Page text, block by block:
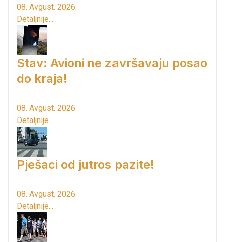
08. Avgust. 2026.
Detaljnije...
Stav: Avioni ne završavaju posao
do kraja!
08. Avgust. 2026.
Detaljnije...
Pješaci od jutros pazite!
08. Avgust. 2026.
Detaljnije...